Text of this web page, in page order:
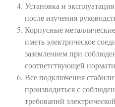
Установка и
после изучения
Корпусные
иметь электрическое
заземлением при
соответствующей
Все подключения
производиться с
требований